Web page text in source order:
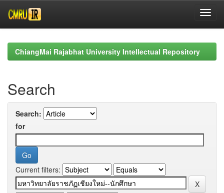
navigationChiangMai Rajabhat University Intellectual Repository
Search
Search:
for
Current filters: